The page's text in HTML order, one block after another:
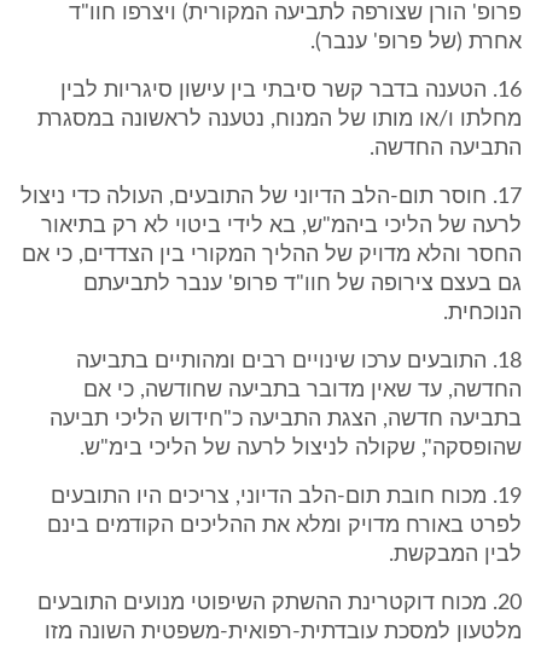
פרופ' הורן שצורפה לתביעה המקורית) ויצרפו חוו"ד
אחרת (של פרופ' ענבר).
16. הטענה בדבר קשר סיבתי בין עישון סיגריות לבין
מחלתו ו/או מותו של המנוח, נטענה לראשונה במסגרת
התביעה החדשה.
17. חוסר תום-הלב הדיוני של התובעים, העולה כדי ניצול
לרעה של הליכי ביהמ"ש, בא לידי ביטוי לא רק בתיאור
החסר והלא מדויק של ההליך המקורי בין הצדדים, כי אם
גם בעצם צירופה של חוו"ד פרופ' ענבר לתביעתם
הנוכחית.
18. התובעים ערכו שינויים רבים ומהותיים בתביעה
החדשה, עד שאין מדובר בתביעה שחודשה, כי אם
בתביעה חדשה, הצגת התביעה כ"חידוש הליכי תביעה
שהופסקה", שקולה לניצול לרעה של הליכי בימ"ש.
19. מכוח חובת תום-הלב הדיוני, צריכים היו התובעים
לפרט באורח מדויק ומלא את ההליכים הקודמים בינם
לבין המבקשת.
20. מכוח דוקטרינת ההשתק השיפוטי מנועים התובעים
מלטעון למסכת עובדתית-רפואית-משפטית השונה מזו